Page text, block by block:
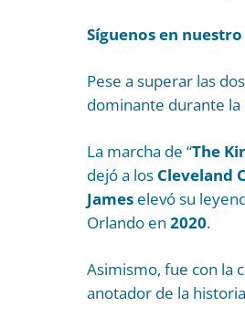
Síguenos en
Pese a superar las
dominante durante la
La marcha de “The
dejó a los Cleveland
James elevó su
Orlando en 2020.
Asimismo, fue con la
anotador de la